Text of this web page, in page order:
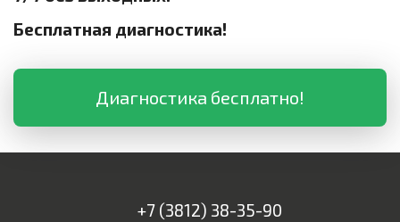
Бесплатная диагностика!
Диагностика бесплатно!
+7 (3812) 38-35-90